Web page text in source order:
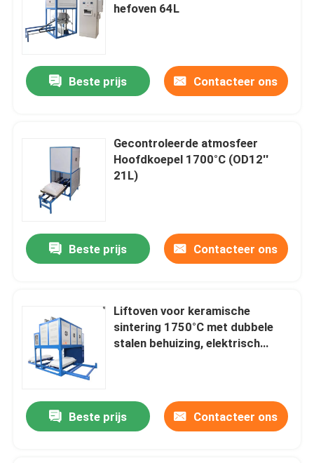
hefoven 64L
Beste prijs Contacteer ons
Gecontroleerde atmosfeer
Hoofdkoepel 1700°C (OD12′′
21L)
Beste prijs Contacteer ons
Liftoven voor keramische
sintering 1750°C met dubbele
stalen behuizing, elektrisch
Beste prijs Contacteer ons